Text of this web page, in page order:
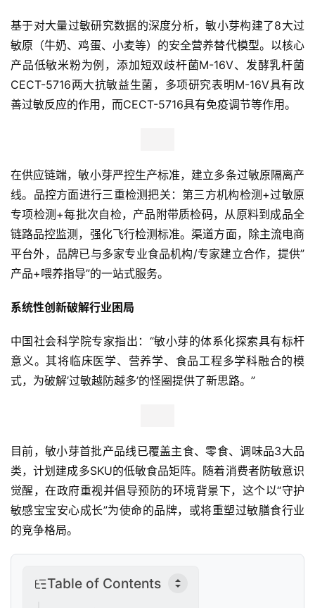
页
新
察
新
科
技
基于对大量过敏研究数据的深度分析，敏小芽构建了8大过
敏原（牛奶、鸡蛋、小麦等）的安全营养替代模型。以核心
产品低敏米粉为例，添加短双歧杆菌M-16V、发酵乳杆菌
CECT-5716两大抗敏益生菌，多项研究表明M-16V具有改
善过敏反应的作用，而CECT-5716具有免疫调节等作用。
在供应链端，敏小芽严控生产标准，建立多条过敏原隔离产
线。品控方面进行三重检测把关：第三方机构检测+过敏原
专项检测+每批次自检，产品附带质检码，从原料到成品全
链路品控监测，强化飞行检测标准。渠道方面，除主流电商
平台外，品牌已与多家专业食品机构/专家建立合作，提供”
产品+喂养指导”的一站式服务。
系统性创新破解行业困局
中国社会科学院专家指出：“敏小芽的体系化探索具有标杆
意义。其将临床医学、营养学、食品工程多学科融合的模
式，为破解’过敏越防越多’的怪圈提供了新思路。”
目前，敏小芽首批产品线已覆盖主食、零食、调味品3大品
类，计划建成多SKU的低敏食品矩阵。随着消费者防敏意识
觉醒，在政府重视并倡导预防的环境背景下，这个以“守护
敏感宝宝安心成长”为使命的品牌，或将重塑过敏膳食行业
的竞争格局。
Table of Contents